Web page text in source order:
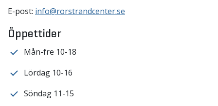
E-post: info@rorstrandcenter.se
Öppettider
Mån-fre 10-18
Lördag 10-16
Söndag 11-15